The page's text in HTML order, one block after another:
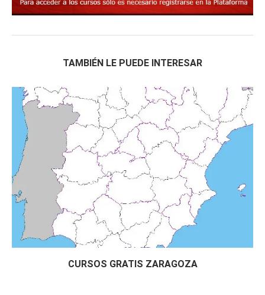
sporte (20 horas)
Curso Gratis Cultivo bajo abrigo (50 hor
Curso Gratis Almacenamiento de Productos
#
CURSOS GRATIS ALIMENTACIÓN
Curso Gratis Seguridad e Higiene en Pana
dería (60 horas)
Curso Gratis Higiene General en el Secto
r Alimentación (80 horas)
Curso Gratis Manipulador de Alimentos (3
0 horas)
Curso Gratis Calidad en el Sector Alimen
tación (20 horas)
Curso Gratis Trazabilidad Alimentaria (7
5 horas)
Curso Gratis Almacenamiento de Productos
Hortofrutícolas (24 horas)
Curso Gratis Riesgos en Mataderos de Ave
TAMBIÉN LE PUEDE INTERESAR
CURSOS GRATIS ZARAGOZA